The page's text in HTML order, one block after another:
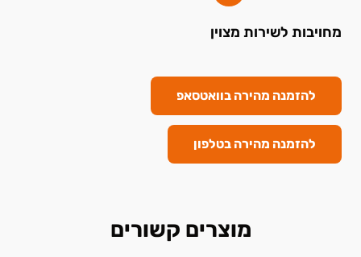
מחויבות לשירות מצוין
להזמנה מהירה בוואטסאפ
להזמנה מהירה בטלפון
מוצרים קשורים